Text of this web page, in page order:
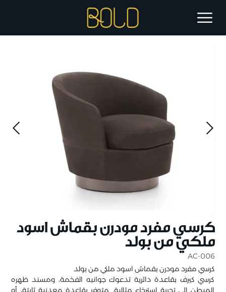
كرسي مفرد مودرن بقماش اسود
ملكي من بولد
AC-006
كرسي مفرد مودرن بقماش اسود ملكي من بولد
كرسي كيرف بقاعدة دائرية تدعوك جوانبه الفخمة، ومسند ظهره
المبطن إلى تجربة استرخاء مثالية. متوفر بقاعدة معدنية ثابتة، أو